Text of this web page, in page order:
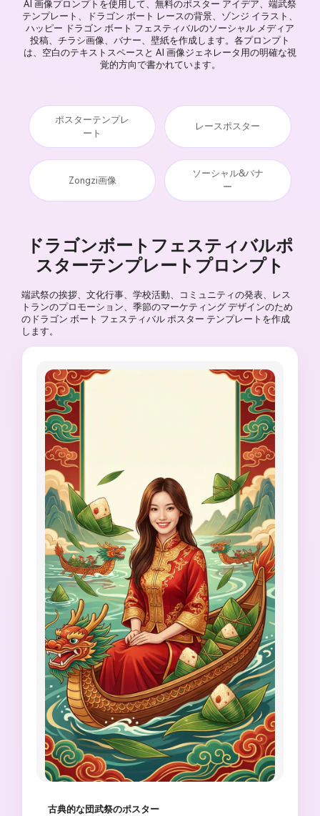
AI 画像プロンプトを使用して、無料のポスター アイデア、端武祭
テンプレート、ドラゴン ボート レースの背景、ゾンジ イラスト、
ハッピー ドラゴン ボート フェスティバルのソーシャル メディア
投稿、チラシ画像、バナー、壁紙を作成します。各プロンプト
は、空白のテキストスペースと AI 画像ジェネレータ用の明確な視
覚的方向で書かれています。
ポスターテンプレ
ート
レースポスター
Zongzi画像
ソーシャル&バナ
ー
ドラゴンボートフェスティバルポ
スターテンプレートプロンプト
端武祭の挨拶、文化行事、学校活動、コミュニティの発表、レス
トランのプロモーション、季節のマーケティング デザインのため
のドラゴン ボート フェスティバル ポスター テンプレートを作成
します。
古典的な団武祭のポスター